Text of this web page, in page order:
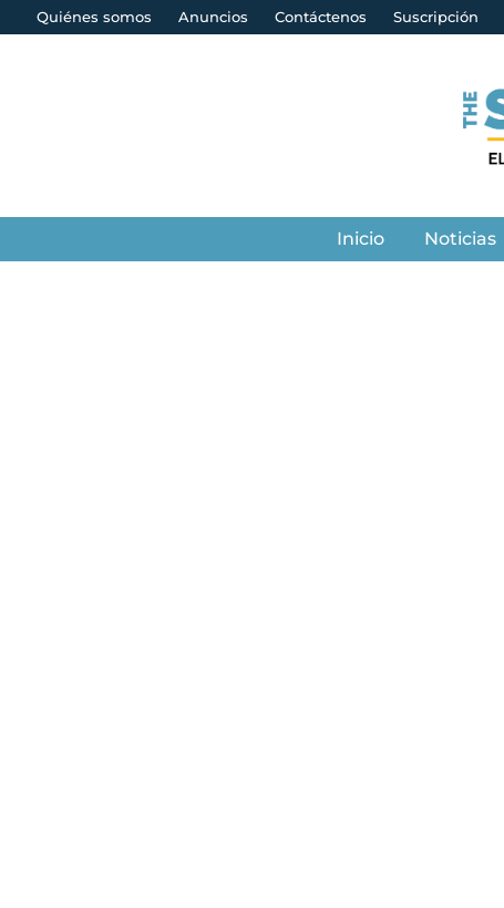
Quiénes somos Anuncios Contáctenos Suscripción
Inicio Noticias